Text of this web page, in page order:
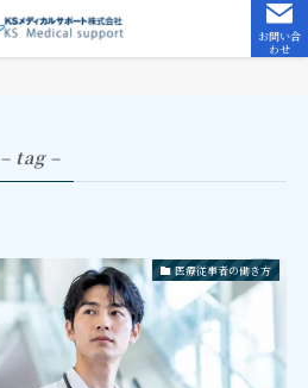
お問い合
わせ
– tag –
医療従事者の働き方